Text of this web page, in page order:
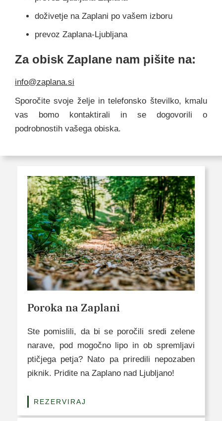
doživetje na Zaplani po vašem izboru
prevoz Zaplana-Ljubljana
Za obisk Zaplane nam pišite na:
info@zaplana.si
Sporočite svoje želje in telefonsko številko, kmalu
vas bomo kontaktirali in se dogovorili o
podrobnostih vašega obiska.
Poroka na Zaplani
Ste pomislili, da bi se poročili sredi zelene
narave, pod mogočno lipo in ob spremljavi
ptičjega petja? Nato pa priredili nepozaben
piknik. Pridite na Zaplano nad Ljubljano!
REZERVIRAJ